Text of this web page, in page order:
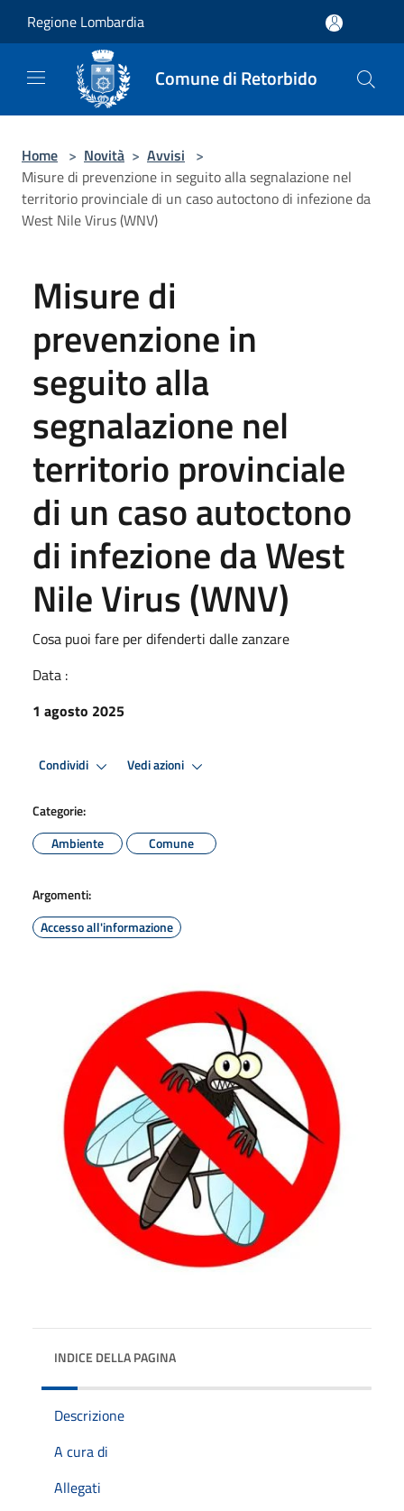
Regione Lombardia
Comune di Retorbido
Home > Novità > Avvisi >
Misure di prevenzione in seguito alla segnalazione nel
territorio provinciale di un caso autoctono di infezione da
West Nile Virus (WNV)
Misure di
prevenzione in
seguito alla
segnalazione nel
territorio provinciale
di un caso autoctono
di infezione da West
Nile Virus (WNV)
Cosa puoi fare per difenderti dalle zanzare
Data :
1 agosto 2025
Condividi Vedi azioni
Categorie:
Ambiente
Comune
Argomenti:
Accesso all'informazione
INDICE DELLA PAGINA
Descrizione
A cura di
Allegati